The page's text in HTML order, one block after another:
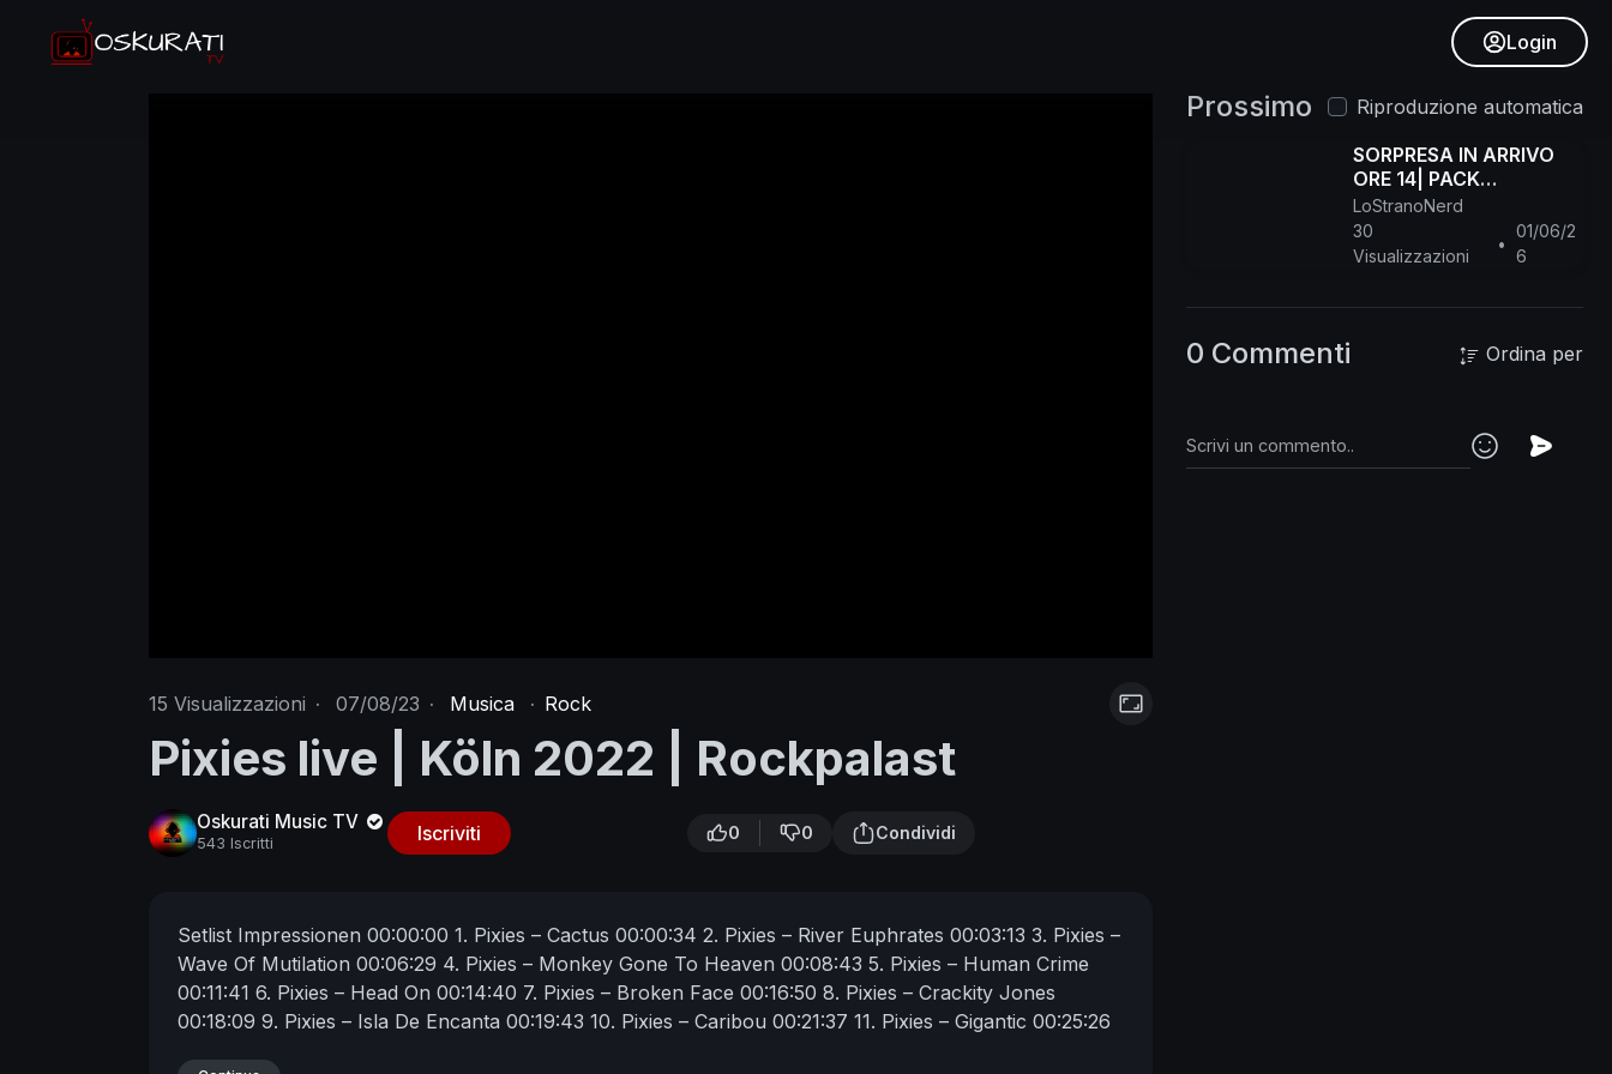
Login
15 Visualizzazioni · 07/08/23 · Musica · Rock
Pixies live | Köln 2022 | Rockpalast
Oskurati Music TV
543 Iscritti Iscriviti 0 0 Condividi
Setlist Impressionen 00:00:00 1. Pixies – Cactus 00:00:34 2. Pixies – River Euphrates 00:03:13 3. Pixies –
Wave Of Mutilation 00:06:29 4. Pixies – Monkey Gone To Heaven 00:08:43 5. Pixies – Human Crime
00:11:41 6. Pixies – Head On 00:14:40 7. Pixies – Broken Face 00:16:50 8. Pixies – Crackity Jones
00:18:09 9. Pixies – Isla De Encanta 00:19:43 10. Pixies – Caribou 00:21:37 11. Pixies – Gigantic 00:25:26
Prossimo
Riproduzione automatica
SORPRESA IN ARRIVO
ORE 14| PACK
SUPREMO? ANALISI IN
LIVE!
LoStranoNerd
30
Visualizzazioni
•
01/06/2
6
0 Commenti Ordina per